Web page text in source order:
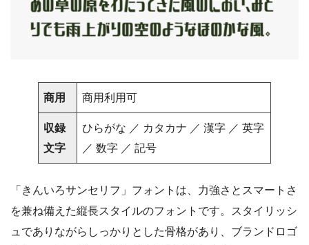
商用 商用利用可
収録
文字
ひらがな ／ カタカナ ／ 漢字 ／ 英字
／ 数字 ／ 記号
「きんいろサンセリフ」フォントは、力強さとスマートさ
を兼ね備えた縦長スタイルのフォントです。スタイリッシ
ュでありながらしっかりとした骨格があり、ブランドロゴ